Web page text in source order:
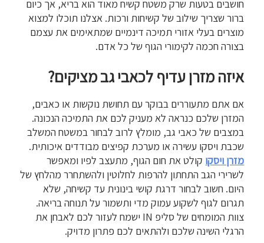
חושבים בטעות שרק משטח קשיח מאוד הוא בריא, אך כיום
ברור שצריך שילוב של קשיחות ורכות. אצלנו תוכלו למצוא
מוצרים בעלי אזורי תמיכה דינמיים שמתאימים את עצמם
בצורה חכמה לקימורי הגוף של כל אדם.
איזה מזרן עדיף לכאבי גב מציקים?
אם אתם מתעוררים בבוקר עם תחושת נוקשות או כאבים,
המזרן שלכם כנראה לא מעניק לכם את התמיכה הנכונה.
במצבים של כאבי גב, מומלץ לרוב לבחור במשטח המשלב
שכבת ויסקו עשירה או מערכת קפיצים מבודדים איכותית.
מזרן ויסקו קולט את חום הגוף, מתעצב לפיו ומאפשר
לשרירי הגב התחתון להרפות לחלוטין ולהשתחרר מהלחץ של
היום. חשוב לבחור דרגת קושי בינונית עד קשיחה, שלא
תגרום לגוף לשקוע עמוק מדי ותשמור על תנוחה בריאה.
צוות המומחים של סליפ IN ישמח לעזור לכם לאבחן את
הרגלי השינה שלכם ולהתאים לכם פתרון מדויק.